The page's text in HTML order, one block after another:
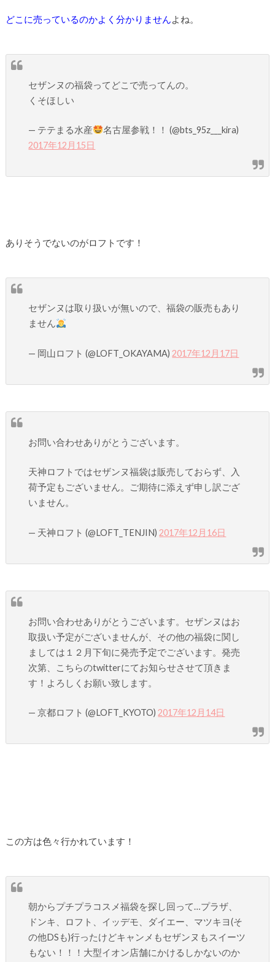
どこに売っているのかよく分かりませんよね。
セザンヌの福袋ってどこで売ってんの。
くそほしい
— テテまる水産
名古屋参戦！！ (@bts_95z___kira)
2017年12月15日
ありそうでないのがロフトです！
セザンヌは取り扱いが無いので、福袋の販売もあり
ません
— 岡山ロフト (@LOFT_OKAYAMA)2017年12月17日
お問い合わせありがとうございます。
天神ロフトではセザンヌ福袋は販売しておらず、入
荷予定もございません。ご期待に添えず申し訳ござ
いません。
— 天神ロフト (@LOFT_TENJIN)2017年12月16日
お問い合わせありがとうございます。セザンヌはお
取扱い予定がございませんが、その他の福袋に関し
ましては１２月下旬に発売予定でございます。発売
次第、こちらのtwitterにてお知らせさせて頂きま
す！よろしくお願い致します。
— 京都ロフト (@LOFT_KYOTO)2017年12月14日
この方は色々行かれています！
朝からプチプラコスメ福袋を探し回って…プラザ、
ドンキ、ロフト、イッデモ、ダイエー、マツキヨ(そ
の他DSも)行ったけどキャンメもセザンヌもスイーツ
もない！！！大型イオン店舗にかけるしかないのか